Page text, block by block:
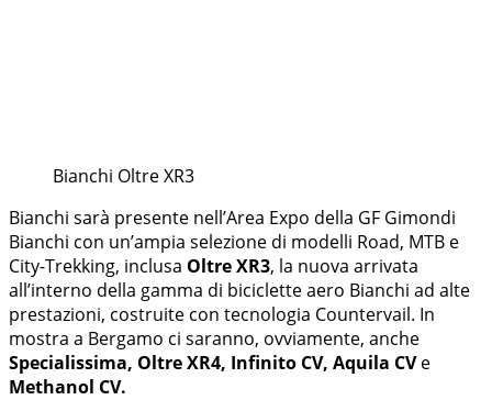
Bianchi Oltre XR3
Bianchi sarà presente nell’Area Expo della GF Gimondi
Bianchi con un’ampia selezione di modelli Road, MTB e
City-Trekking, inclusa Oltre XR3, la nuova arrivata
all’interno della gamma di biciclette aero Bianchi ad alte
prestazioni, costruite con tecnologia Countervail. In
mostra a Bergamo ci saranno, ovviamente, anche
Specialissima, Oltre XR4, Infinito CV, Aquila CVe
Methanol CV.